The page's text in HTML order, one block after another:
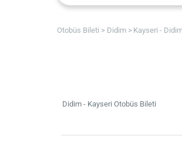
Otobüs Bileti Didim Kayseri -
Didim - Kayseri Otobüs Bileti